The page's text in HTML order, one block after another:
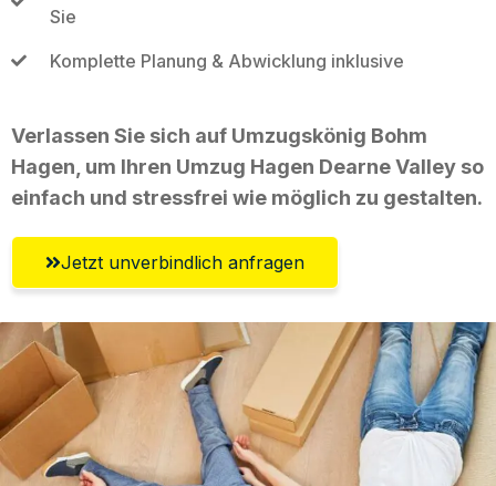
Sie
Komplette Planung & Abwicklung inklusive
Verlassen Sie sich auf Umzugskönig Bohm
Hagen, um Ihren Umzug Hagen Dearne Valley so
einfach und stressfrei wie möglich zu gestalten.
Jetzt unverbindlich anfragen